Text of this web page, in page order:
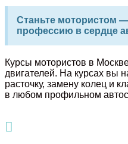
Станьте мотористом
профессию в сердце
Курсы мотористов в
двигателей. На курсах вы
расточку, замену колец и
в любом профильном